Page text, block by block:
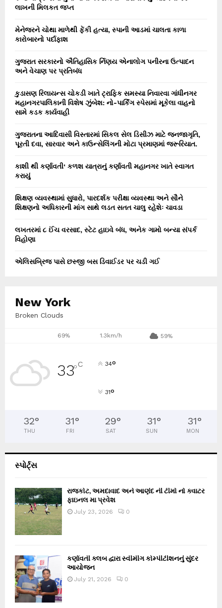
r
લાખની મિલકત જપ્ત
મેનેજરને ચોથા માળેથી ફેંકી હત્યા, સ્પાની આડમાં ચાલતા કાળા
કારોબારનો પર્દાફાશ
ગુજરાત સરકારનો ઐતિહાસિક ર્નિણય એનાલોગ પનીરના ઉત્પાદન
અને વેચાણ પર પ્રતિબંધ
કુડાસણ રિલાયન્સ ચોકડી ખાતે ટ્રાફિક સમસ્યા નિવારવા ગાંધીનગર
મહાનગરપાલિકાની વિશેષ ઝુંબેશ: નો-પાર્કિંગ સ્પેસમાં મૂકેલા વાહનો
સામે કડક કાર્યવાહી
ગુજરાતના આદિવાસી વિસ્તારમાં સિકલ સેલ ડિસીઝ માટે જનજાગૃતિ,
પૂરતી દવા, સારવાર અને કાઉન્સેલિંગની મોટા પ્રમાણમાં જરૂરિયાત.
કાશી થી કર્ણાવતી‘ કળશ યાત્રાનું કર્ણાવતી મહાનગર ખાતે સ્વાગત
કરાયું
શિક્ષણ વ્યવસ્થામાં સુધારો, પારદર્શક પરીક્ષા વ્યવસ્થા અને સૌને
શિક્ષણનો અધિકારની માંગ સાથે લડત સતત ચાલુ રહેશેઃ ચાવડા
લખતરમાં ૮ ઈંચ વરસાદ, સ્ટેટ હાઇવે બંધ, અનેક ગામો બન્યા સંપર્ક
વિહોણા
એલિસબ્રિજ પાસે છસ્જી બસ ડિવાઈડર પર ચડી ગઈ
New York
Broken Clouds
69% 1.3km/h 59%
33°C 34°
31°
32°
THU
31°
FRI
29°
SAT
31°
SUN
31°
MON
સ્પોર્ટ્સ
રાજકોટ, અમદાવાદ અને આણંદ ની ટીમો નો ક્વાટર
ફાઇનલ મા પ્રવેશ
July 23, 2026 0
કર્ણાવતી ક્લબ દ્વારા સ્વીમીંગ કોમ્પીટીશનનું સુંદર
આયોજન
July 21, 2026 0